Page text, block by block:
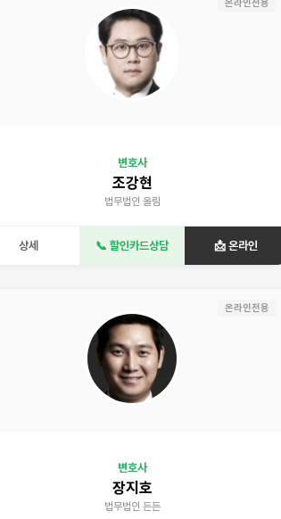
온라인전용
변호사
조강현
법무법인 올림
상세 📞 할인카드상담 📩 온라인
온라인전용
변호사
장지호
법무법인 든든